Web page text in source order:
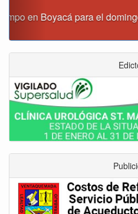
Este domingo habrá